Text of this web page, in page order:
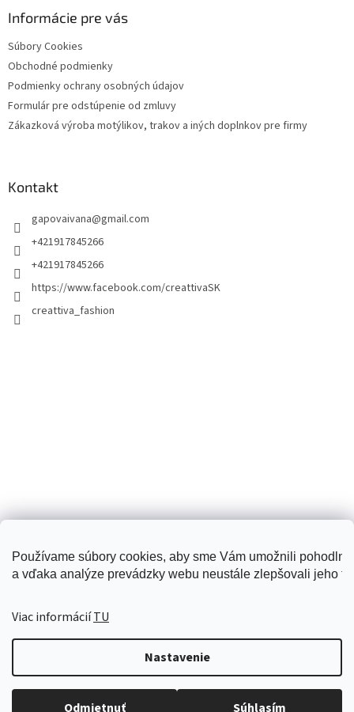
Používame súbory cookies, aby sme Vám umožnili
a vďaka analýze prevádzky webu neustále zlepšovali jeho
Viac informáciíTU
Nastavenie
Odmietnuť Súhlasím
Informácie pre vás
Súbory Cookies
Obchodné podmienky
Podmienky ochrany osobných údajov
Formulár pre odstúpenie od zmluvy
Zákazková výroba motýlikov, trakov a iných doplnkov pre firmy
Kontakt
gapovaivana@gmail.com
+421917845266
+421917845266
https://www.facebook.com/creattivaSK
creattiva_fashion
Creattiva
Vytvoril Shoptet